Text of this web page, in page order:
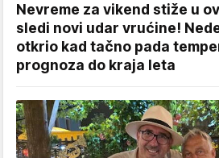
Nevreme za vikend stiže u
sledi novi udar vrućine!
otkrio kad tačno pada
prognoza do kraja leta